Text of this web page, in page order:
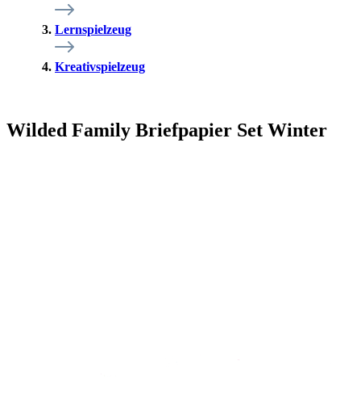
Lernspielzeug
Kreativspielzeug
Wilded Family Briefpapier Set Winter